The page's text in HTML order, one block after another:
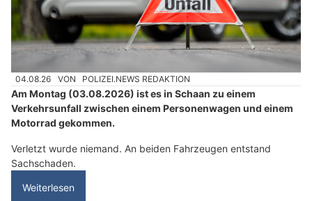
04.08.26 VON POLIZEI.NEWS REDAKTION
Am Montag (03.08.2026) ist es in Schaan zu einem
Verkehrsunfall zwischen einem Personenwagen und einem
Motorrad gekommen.
Verletzt wurde niemand. An beiden Fahrzeugen entstand
Sachschaden.
Weiterlesen